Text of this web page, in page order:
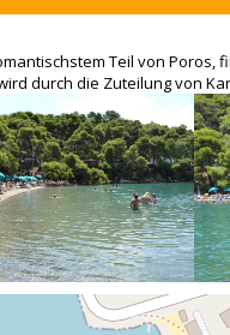
Teil von Poros,
durch die Zuteilung von